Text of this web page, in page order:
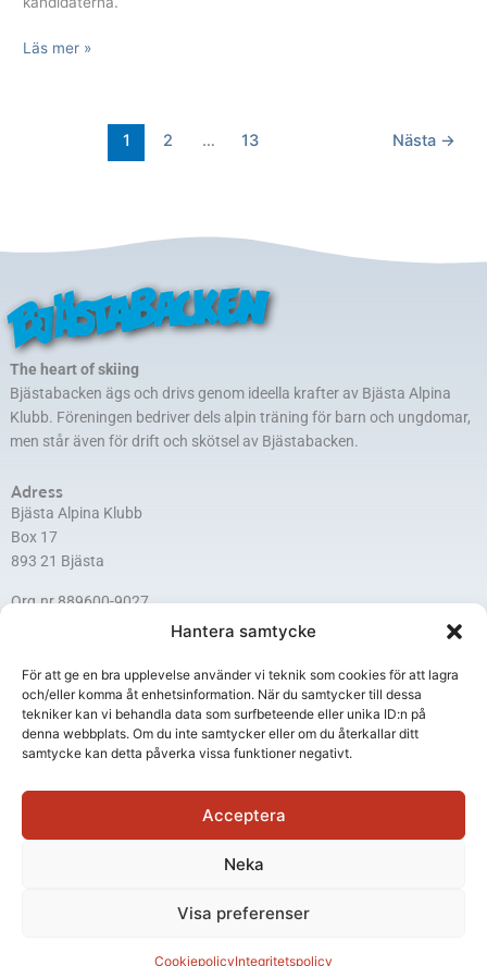
Hantera samtycke
För att ge en bra upplevelse använder vi teknik som cookies för att lagra
och/eller komma åt enhetsinformation. När du samtycker till dessa
tekniker kan vi behandla data som surfbeteende eller unika ID:n på
denna webbplats. Om du inte samtycker eller om du återkallar ditt
samtycke kan detta påverka vissa funktioner negativt.
Acceptera
Neka
Visa preferenser
CookiepolicyIntegritetspolicy
Läs mer »
1 2 … 13 Nästa →
The heart of skiing
Bjästabacken ägs och drivs genom ideella krafter av Bjästa Alpina
Klubb. Föreningen bedriver dels alpin träning för barn och ungdomar,
men står även för drift och skötsel av Bjästabacken.
Adress
Bjästa Alpina Klubb
Box 17
893 21 Bjästa
Org.nr 889600-9027
info@bjastaalpina.se0660-22 03 73
Information
Webbkamera
Cookiepolicy
e
Copyright Bjästa Aplina klubb 2026 | Produktion: CoreIT, Örnsköldsvik